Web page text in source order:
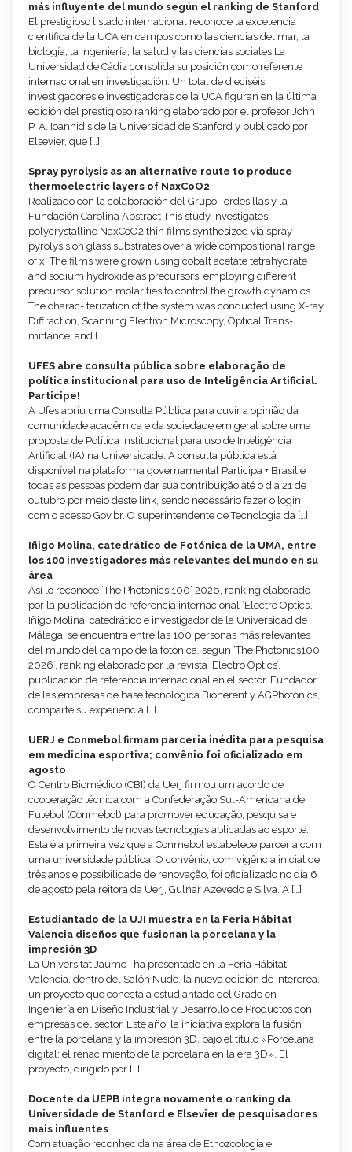
más influyente del mundo según el ranking de Stanford
El prestigioso listado internacional reconoce la excelencia
científica de la UCA en campos como las ciencias del mar, la
biología, la ingeniería, la salud y las ciencias sociales La
Universidad de Cádiz consolida su posición como referente
internacional en investigación. Un total de dieciséis
investigadores e investigadoras de la UCA figuran en la última
edición del prestigioso ranking elaborado por el profesor John
P. A. Ioannidis de la Universidad de Stanford y publicado por
Elsevier, que […]
Spray pyrolysis as an alternative route to produce
thermoelectric layers of NaxCoO2
Realizado con la colaboración del Grupo Tordesillas y la
Fundación Carolina Abstract This study investigates
polycrystalline NaxCoO2 thin films synthesized via spray
pyrolysis on glass substrates over a wide compositional range
of x. The films were grown using cobalt acetate tetrahydrate
and sodium hydroxide as precursors, employing different
precursor solution molarities to control the growth dynamics.
The charac- terization of the system was conducted using X-ray
Diffraction, Scanning Electron Microscopy, Optical Trans-
mittance, and […]
UFES abre consulta pública sobre elaboração de
política institucional para uso de Inteligência Artificial.
Participe!
A Ufes abriu uma Consulta Pública para ouvir a opinião da
comunidade acadêmica e da sociedade em geral sobre uma
proposta de Política Institucional para uso de Inteligência
Artificial (IA) na Universidade. A consulta pública está
disponível na plataforma governamental Participa + Brasil e
todas as pessoas podem dar sua contribuição até o dia 21 de
outubro por meio deste link, sendo necessário fazer o login
com o acesso Gov.br. O superintendente de Tecnologia da […]
Iñigo Molina, catedrático de Fotónica de la UMA, entre
los 100 investigadores más relevantes del mundo en su
área
Así lo reconoce ‘The Photonics 100’ 2026, ranking elaborado
por la publicación de referencia internacional ‘Electro Optics’.
Iñigo Molina, catedrático e investigador de la Universidad de
Málaga, se encuentra entre las 100 personas más relevantes
del mundo del campo de la fotónica, según ‘The Photonics100
2026’, ranking elaborado por la revista ‘Electro Optics’,
publicación de referencia internacional en el sector. Fundador
de las empresas de base tecnológica Bioherent y AGPhotonics,
comparte su experiencia […]
UERJ e Conmebol firmam parceria inédita para pesquisa
em medicina esportiva; convênio foi oficializado em
agosto
O Centro Biomédico (CBI) da Uerj firmou um acordo de
cooperação técnica com a Confederação Sul-Americana de
Futebol (Conmebol) para promover educação, pesquisa e
desenvolvimento de novas tecnologias aplicadas ao esporte.
Esta é a primeira vez que a Conmebol estabelece parceria com
uma universidade pública. O convênio, com vigência inicial de
três anos e possibilidade de renovação, foi oficializado no dia 6
de agosto pela reitora da Uerj, Gulnar Azevedo e Silva. A […]
Estudiantado de la UJI muestra en la Feria Hábitat
Valencia diseños que fusionan la porcelana y la
impresión 3D
La Universitat Jaume I ha presentado en la Feria Hábitat
Valencia, dentro del Salón Nude, la nueva edición de Intercrea,
un proyecto que conecta a estudiantado del Grado en
Ingeniería en Diseño Industrial y Desarrollo de Productos con
empresas del sector. Este año, la iniciativa explora la fusión
entre la porcelana y la impresión 3D, bajo el título «Porcelana
digital: el renacimiento de la porcelana en la era 3D». El
proyecto, dirigido por […]
Docente da UEPB integra novamente o ranking da
Universidade de Stanford e Elsevier de pesquisadores
mais influentes
Com atuação reconhecida na área de Etnozoologia e